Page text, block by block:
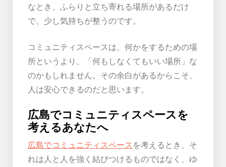
なとき、ふらりと立ち寄れる場所があるだけ
で、少し気持ちが整うのです。
コミュニティスペースは、何かをするための場
所というより、「何もしなくてもいい場所」な
のかもしれません。その余白があるからこそ、
人は安心できるのだと思います。
広島でコミュニティスペースを
考えるあなたへ
広島でコミュニティスペース を考えるとき、そ
れは人と人を強く結びつけるものではなく、ゆ